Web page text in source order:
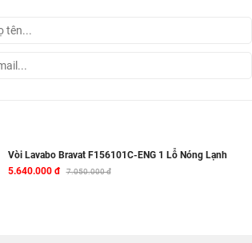
Vòi Lavabo Bravat F156101C-ENG 1 Lỗ Nóng Lạnh
5.640.000 đ
7.050.000 đ